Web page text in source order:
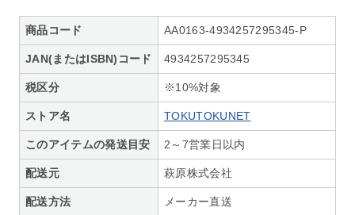
商品コード AA0163-4934257295345-P
JAN(またはISBN)コード 4934257295345
税区分 ※10%対象
ストア名 TOKUTOKUNET
このアイテムの発送目安 2～7営業日以内
配送元 萩原株式会社
配送方法 メーカー直送